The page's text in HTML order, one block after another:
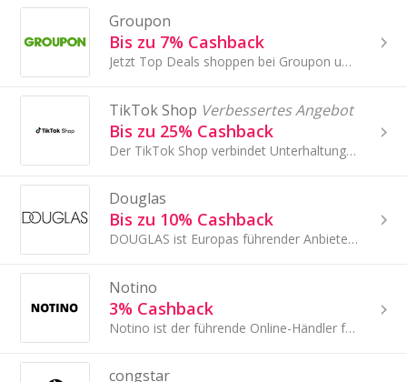
Groupon
Bis zu 7% Cashback
Jetzt Top Deals shoppen bei Groupon und durch TopCashback extra sparen!
TikTok Shop Verbessertes Angebot
Bis zu 25% Cashback
Der TikTok Shop verbindet Unterhaltung und Shopping wie keine andere Plattform...
Douglas
Bis zu 10% Cashback
DOUGLAS ist Europas führender Anbieter für Premium-Beauty.
Notino
3% Cashback
Notino ist der führende Online-Händler für Düfte und Schönheitsprodukte in Europa. Notino bietet alle gut etablierten Marken an, aber was sie so...
congstar